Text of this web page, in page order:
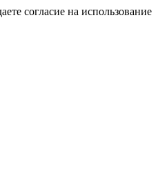
согласие на использование